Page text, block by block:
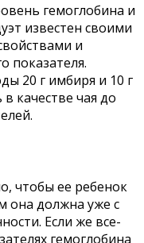
гемоглобина и
известен своими
и
показателя.
20 г имбиря и 10 г
качестве чая до
чтобы ее ребенок
она должна уже с
Если же все-
гемоглобина